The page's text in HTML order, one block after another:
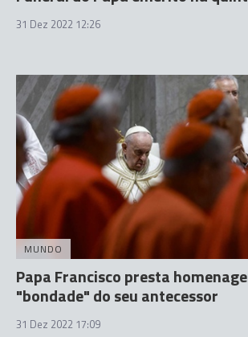
31 Dez 2022 12:26
MUNDO
Papa Francisco presta
"bondade" do seu antecessor
31 Dez 2022 17:09